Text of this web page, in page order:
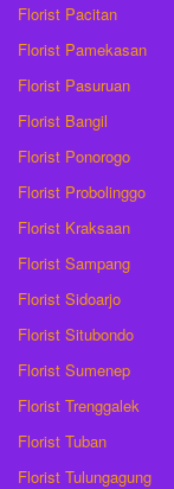
Florist Pacitan
Florist Pamekasan
Florist Pasuruan
Florist Bangil
Florist Ponorogo
Florist Probolinggo
Florist Kraksaan
Florist Sampang
Florist Sidoarjo
Florist Situbondo
Florist Sumenep
Florist Trenggalek
Florist Tuban
Florist Tulungagung